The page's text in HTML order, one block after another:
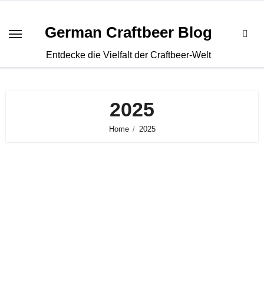
springen
German Craftbeer Blog
Entdecke die Vielfalt der Craftbeer-Welt
2025
Home 2025